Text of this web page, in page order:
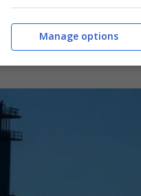
scopo originale, nel
hanno deciso di
Manage options